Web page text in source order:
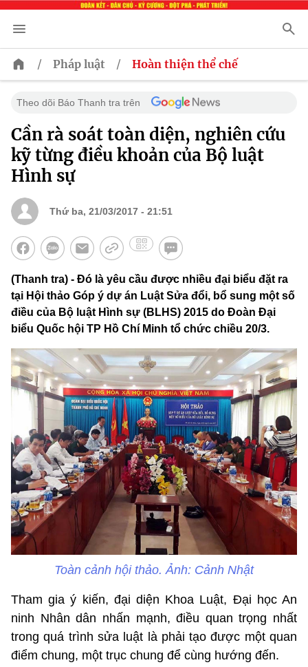
/ Pháp luật / Hoàn thiện thể chế
Theo dõi Báo Thanh tra trên
Cần rà soát toàn diện, nghiên cứu
kỹ từng điều khoản của Bộ luật
Hình sự
Thứ ba, 21/03/2017 - 21:51
(Thanh tra) - Đó là yêu cầu được nhiều đại biểu đặt ra
tại Hội thảo Góp ý dự án Luật Sửa đổi, bổ sung một số
điều của Bộ luật Hình sự (BLHS) 2015 do Đoàn Đại
biểu Quốc hội TP Hồ Chí Minh tổ chức chiều 20/3.
Toàn cảnh hội thảo. Ảnh: Cảnh Nhật
Tham gia ý kiến, đại diện Khoa Luật, Đại học An
ninh Nhân dân nhấn mạnh, điều quan trọng nhất
trong quá trình sửa luật là phải tạo được một quan
điểm chung, một trục chung để cùng hướng đến.